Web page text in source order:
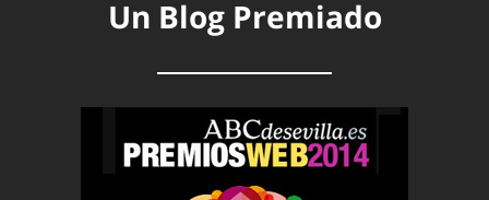
Un Blog Premiado